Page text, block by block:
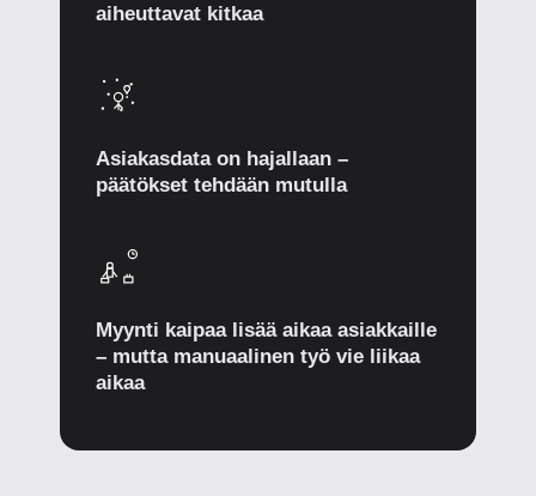
aiheuttavat kitkaa
Asiakasdata on hajallaan –
päätökset tehdään mutulla
Myynti kaipaa lisää aikaa asiakkaille
– mutta manuaalinen työ vie liikaa
aikaa